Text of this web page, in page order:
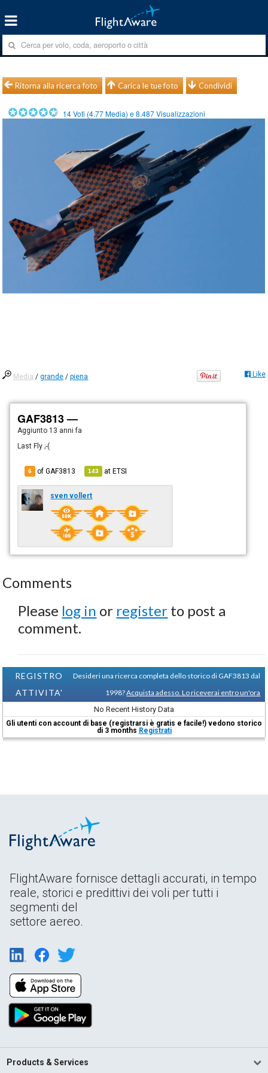
Ritorna alla ricerca foto Carica le tue foto Condividi
14Voti (4.77Media) e8.487Visualizzazioni
Media /grande /piena Like
GAF3813 —
Aggiunto 13 anni fa
Last Fly ;-(
6 of GAF3813 143 atETSI
sven vollert
Comments
Please log in or register to post a
comment.
REGISTRO
ATTIVITA'
Desideri una ricerca completa dello storico di GAF3813 dal
1998?Acquista adesso. Lo riceverai entro un'ora
No Recent History Data
Gli utenti con account di base (registrarsi è gratis e facile!) vedono storico
di 3 months Registrati
FlightAware fornisce dettagli accurati, in tempo
reale, storici e predittivi dei voli per tutti i
segmenti del
settore aereo.
Products & Services